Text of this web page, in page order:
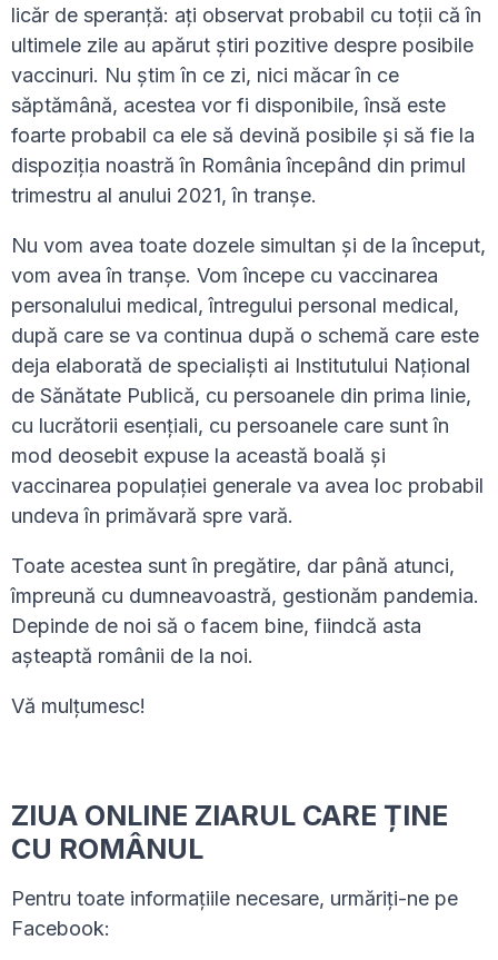
licăr de speranță: ați observat probabil cu toții că în
ultimele zile au apărut știri pozitive despre posibile
vaccinuri. Nu știm în ce zi, nici măcar în ce
săptămână, acestea vor fi disponibile, însă este
foarte probabil ca ele să devină posibile și să fie la
dispoziția noastră în România începând din primul
trimestru al anului 2021, în tranșe.
Nu vom avea toate dozele simultan și de la început,
vom avea în tranșe. Vom începe cu vaccinarea
personalului medical, întregului personal medical,
după care se va continua după o schemă care este
deja elaborată de specialiști ai Institutului Național
de Sănătate Publică, cu persoanele din prima linie,
cu lucrătorii esențiali, cu persoanele care sunt în
mod deosebit expuse la această boală și
vaccinarea populației generale va avea loc probabil
undeva în primăvară spre vară.
Toate acestea sunt în pregătire, dar până atunci,
împreună cu dumneavoastră, gestionăm pandemia.
Depinde de noi să o facem bine, fiindcă asta
așteaptă românii de la noi.
Vă mulțumesc!
ZIUA ONLINE ZIARUL CARE ȚINE
CU ROMÂNUL
Pentru toate informațiile necesare, urmăriți-ne pe
Facebook: